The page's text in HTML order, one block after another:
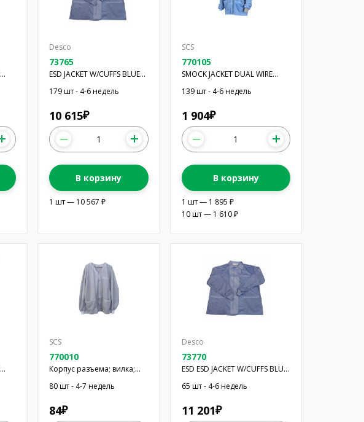
Desco
73765
ESD JACKET W/CUFFS BLUE
XL
179 шт - 4-6 недель
10 615₽
В корзину
1 шт — 10 567 ₽
SCS
770105
SMOCK JACKET DUAL WIRE
BLUE 2XL
139 шт - 4-6 недель
1 904₽
В корзину
1 шт — 1 895 ₽
10 шт — 1 610 ₽
SCS
770010
Корпус разъема; вилка;
Quadlock 12pin; черный
80 шт - 4-7 недель
84₽
Desco
73770
ESD ESD JACKET W/CUFFS BLUE
2XL
65 шт - 4-6 недель
11 201₽